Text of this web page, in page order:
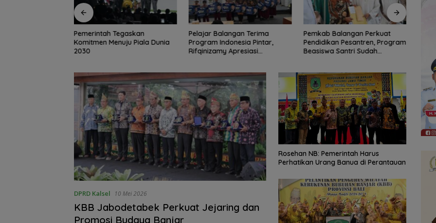
Pelajar Balangan Terima
Program Indonesia Pintar,
Rifqinizamy Apresiasi
Pemkab Balangan Perkuat
Pendidikan Pesantren, Program
Beasiswa Santri Sudah
Bagaimana KIP Hadapi
Deepfake dan Hoaks?
DPRD Kalsel 10 Mei 2026
‎KBB Jabodetabek Perkuat Jejaring dan
Promosi Budaya Banjar
Rosehan NB: Pemerintah Harus
Perhatikan Urang Banua di Perantauan